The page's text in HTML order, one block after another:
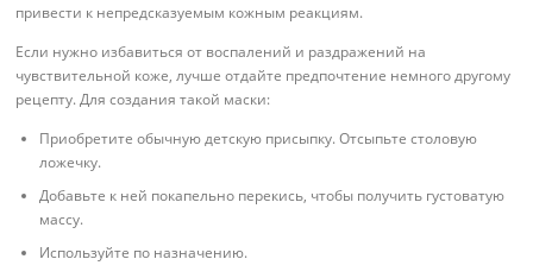
привести к непредсказуемым кожным реакциям.
Если нужно избавиться от воспалений и раздражений на
чувствительной коже, лучше отдайте предпочтение немного другому
рецепту. Для создания такой маски:
Приобретите обычную детскую присыпку. Отсыпьте столовую
ложечку.
Добавьте к ней покапельно перекись, чтобы получить густоватую
массу.
Используйте по назначению.